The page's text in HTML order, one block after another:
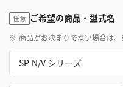
任意 ご希望の商品・型式名
※ 商品がお決まりでない場合は、